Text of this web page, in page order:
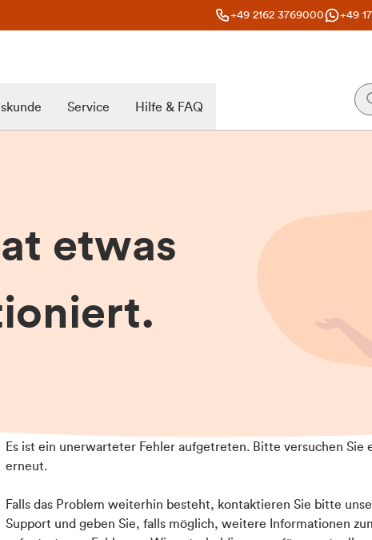
+49 2162 3769000 +49
Service Hilfe & FAQ
etwas
Es ist ein unerwarteter Fehler aufgetreten. Bitte versuchen Sie
erneut.
Falls das Problem weiterhin besteht, kontaktieren Sie bitte
Support und geben Sie, falls möglich, weitere Informationen